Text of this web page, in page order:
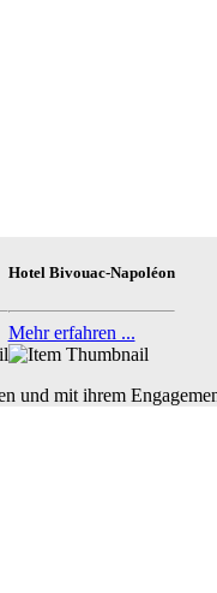
Hotel Bivouac-Napoléon
Mehr erfahren ...
und mit ihrem